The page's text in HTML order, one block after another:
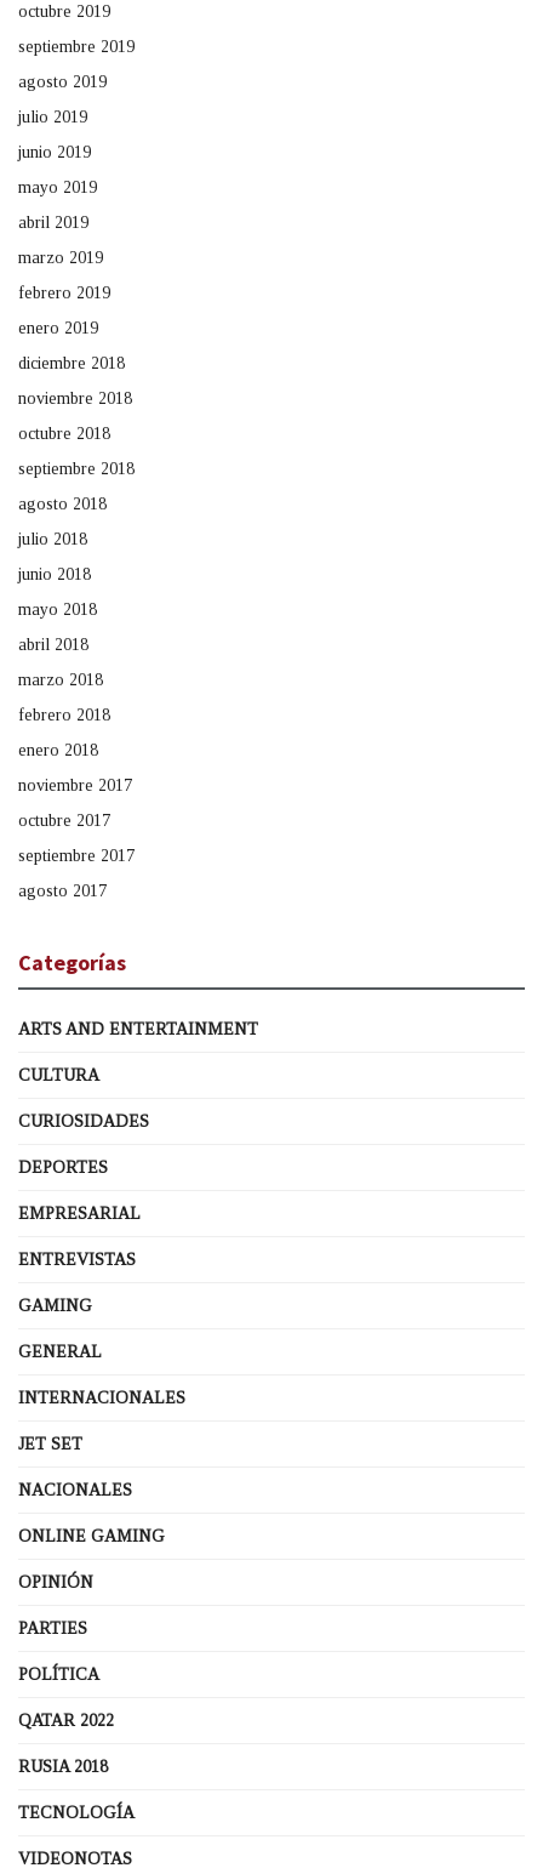
octubre 2019
septiembre 2019
agosto 2019
julio 2019
junio 2019
mayo 2019
abril 2019
marzo 2019
febrero 2019
enero 2019
diciembre 2018
noviembre 2018
octubre 2018
septiembre 2018
agosto 2018
julio 2018
junio 2018
mayo 2018
abril 2018
marzo 2018
febrero 2018
enero 2018
noviembre 2017
octubre 2017
septiembre 2017
agosto 2017
Categorías
ARTS AND ENTERTAINMENT
CULTURA
CURIOSIDADES
DEPORTES
EMPRESARIAL
ENTREVISTAS
GAMING
GENERAL
INTERNACIONALES
JET SET
NACIONALES
ONLINE GAMING
OPINIÓN
PARTIES
POLÍTICA
QATAR 2022
RUSIA 2018
TECNOLOGÍA
VIDEONOTAS